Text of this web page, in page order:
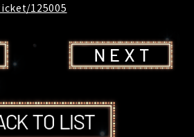
125005